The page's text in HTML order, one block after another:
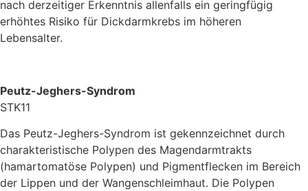
nach derzeitiger Erkenntnis allenfalls ein geringfügig
erhöhtes Risiko für Dickdarmkrebs im höheren
Lebensalter.
Peutz-Jeghers-Syndrom
STK11
Das Peutz-Jeghers-Syndrom ist gekennzeichnet durch
charakteristische Polypen des Magendarmtrakts
(hamartomatöse Polypen) und Pigmentflecken im Bereich
der Lippen und der Wangenschleimhaut. Die Polypen